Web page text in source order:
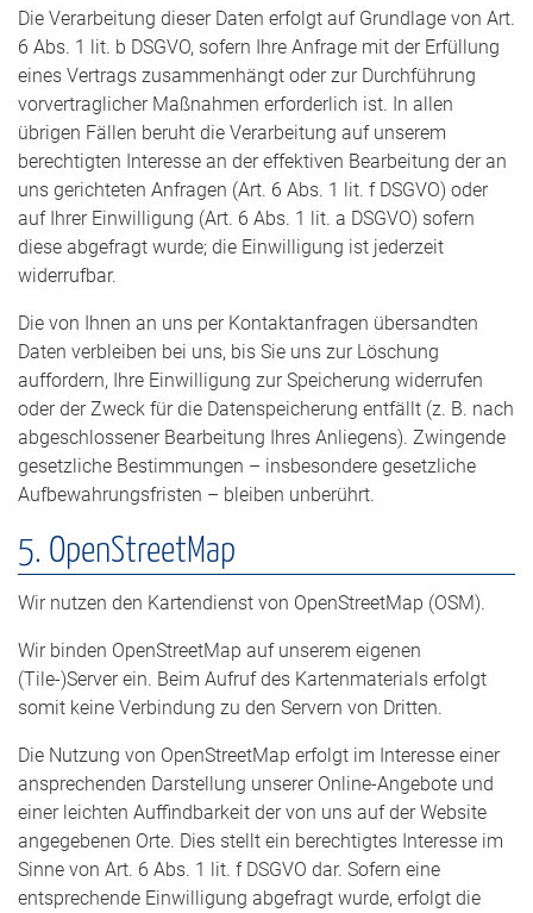
Die Verarbeitung dieser Daten erfolgt auf Grundlage von Art.
6 Abs. 1 lit. b DSGVO, sofern Ihre Anfrage mit der Erfüllung
eines Vertrags zusammenhängt oder zur Durchführung
vorvertraglicher Maßnahmen erforderlich ist. In allen
übrigen Fällen beruht die Verarbeitung auf unserem
berechtigten Interesse an der effektiven Bearbeitung der an
uns gerichteten Anfragen (Art. 6 Abs. 1 lit. f DSGVO) oder
auf Ihrer Einwilligung (Art. 6 Abs. 1 lit. a DSGVO) sofern
diese abgefragt wurde; die Einwilligung ist jederzeit
widerrufbar.
Die von Ihnen an uns per Kontaktanfragen übersandten
Daten verbleiben bei uns, bis Sie uns zur Löschung
auffordern, Ihre Einwilligung zur Speicherung widerrufen
oder der Zweck für die Datenspeicherung entfällt (z. B. nach
abgeschlossener Bearbeitung Ihres Anliegens). Zwingende
gesetzliche Bestimmungen – insbesondere gesetzliche
Aufbewahrungsfristen – bleiben unberührt.
5. OpenStreetMap
Wir nutzen den Kartendienst von OpenStreetMap (OSM).
Wir binden OpenStreetMap auf unserem eigenen
(Tile-)Server ein. Beim Aufruf des Kartenmaterials erfolgt
somit keine Verbindung zu den Servern von Dritten.
Die Nutzung von OpenStreetMap erfolgt im Interesse einer
ansprechenden Darstellung unserer Online-Angebote und
einer leichten Auffindbarkeit der von uns auf der Website
angegebenen Orte. Dies stellt ein berechtigtes Interesse im
Sinne von Art. 6 Abs. 1 lit. f DSGVO dar. Sofern eine
entsprechende Einwilligung abgefragt wurde, erfolgt die